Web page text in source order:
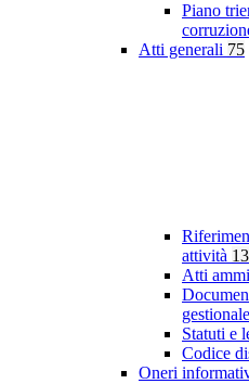
Piano
Atti generali 75
attività 13
Atti
gestionale
Statuti e
Codice
Oneri